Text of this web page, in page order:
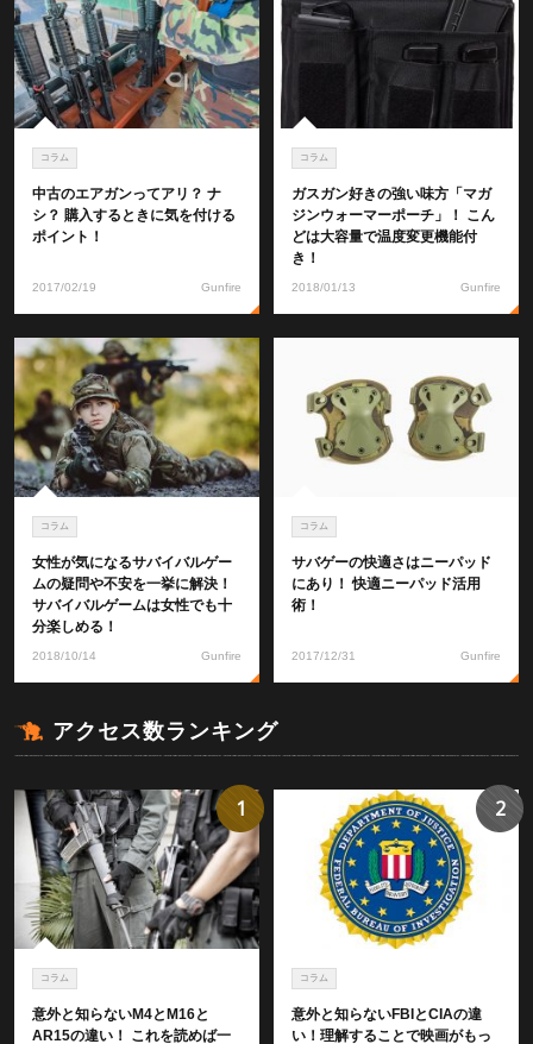
コラム
中古のエアガンってアリ？ ナ
シ？ 購入するときに気を付ける
ポイント！
2017/02/19 Gunfire
コラム
ガスガン好きの強い味方「マガ
ジンウォーマーポーチ」！ こん
どは大容量で温度変更機能付
き！
2018/01/13 Gunfire
コラム
女性が気になるサバイバルゲー
ムの疑問や不安を一挙に解決！
サバイバルゲームは女性でも十
分楽しめる！
2018/10/14 Gunfire
コラム
サバゲーの快適さはニーパッド
にあり！ 快適ニーパッド活用
術！
2017/12/31 Gunfire
アクセス数ランキング
コラム
意外と知らないM4とM16と
AR15の違い！ これを読めば一
1
コラム
意外と知らないFBIとCIAの違
い！理解することで映画がもっ
2